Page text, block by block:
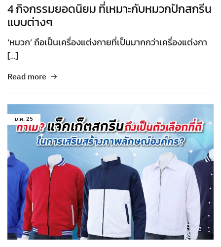
4 กิจกรรมยอดนิยม ที่เหมาะกับหมวกปักสกรีน
แบบต่างๆ
‘หมวก’ ถือเป็นเครื่องแต่งกายที่เป็นมากกว่าเครื่องแต่งกา
[…]
Read more
ม.ค.25